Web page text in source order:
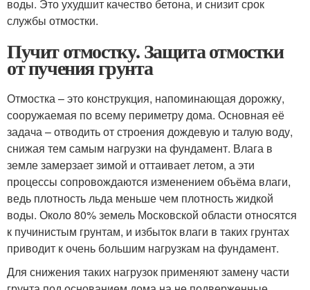
воды. Это ухудшит качество бетона, и снизит срок
службы отмостки.
Пучит отмостку. Защита отмостки
от пучения грунта
Отмостка – это конструкция, напоминающая дорожку,
сооружаемая по всему периметру дома. Основная её
задача – отводить от строения дождевую и талую воду,
снижая тем самым нагрузки на фундамент. Влага в
земле замерзает зимой и оттаивает летом, а эти
процессы сопровождаются изменением объёма влаги,
ведь плотность льда меньше чем плотность жидкой
воды. Около 80% земель Московской области относятся
к пучинистым грунтам, и избыток влаги в таких грунтах
приводит к очень большим нагрузкам на фундамент.
Для снижения таких нагрузок применяют замену части